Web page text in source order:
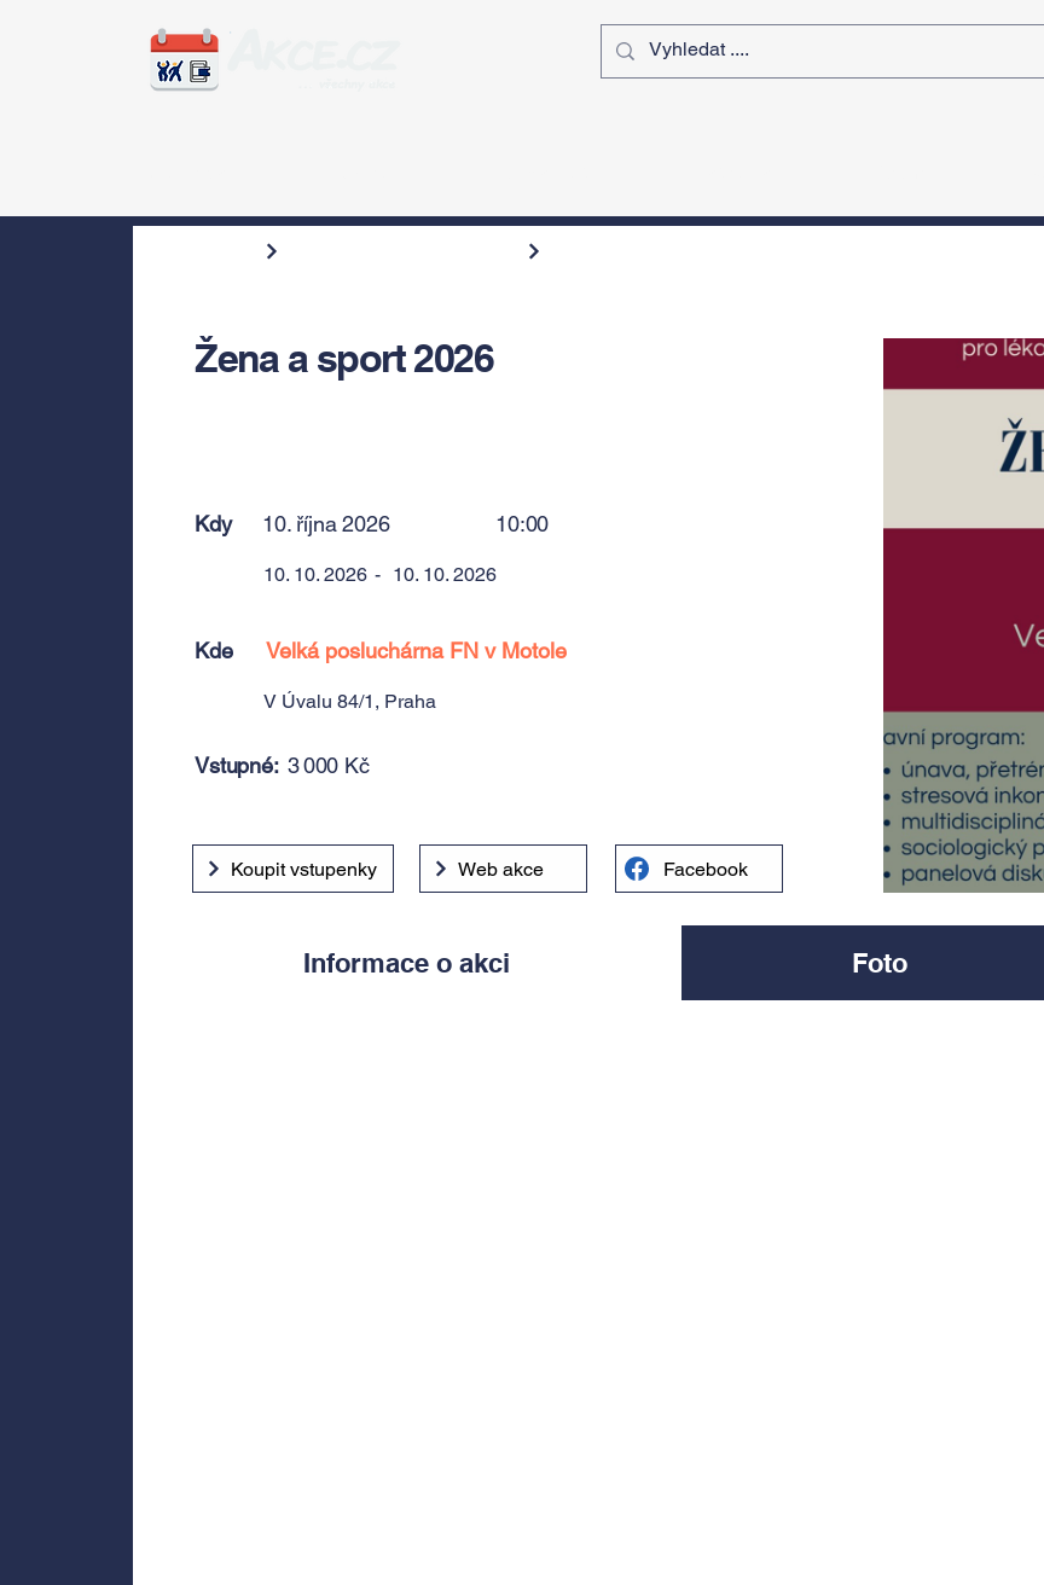
Žena a sport 2026
Kdy 10. října 2026 10:00
10. 10. 2026 - 10. 10. 2026
Kde Velká posluchárna FN v Motole
V Úvalu 84/1, Praha
Vstupné: 3 000 Kč
Koupit vstupenky Web akce Facebook
Informace o akci Foto